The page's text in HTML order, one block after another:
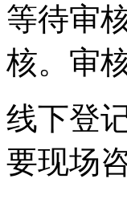
等待审
核。审
线下登
要现场